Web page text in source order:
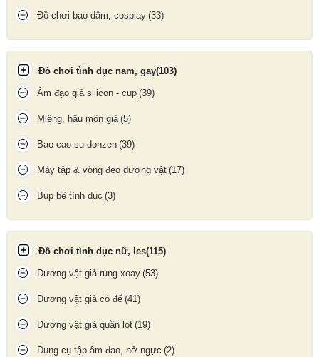
nhà là cách bảo vệ bản thân, bảo vệ người thân dễ dàng nhất.
Đồ chơi bạo dâm, cosplay (33)
Đồ chơi tình dục nam, gay(103)
Âm đạo giả silicon - cup (39)
Miệng, hậu môn giả (5)
Bao cao su donzen (39)
Máy tập & vòng đeo dương vật (17)
Búp bê tình dục (3)
Đồ chơi tình dục nữ, les(115)
Dương vật giả rung xoay (53)
Dương vật giả có đế (41)
Dương vật giả quần lót (19)
Dụng cụ tập âm đạo, nở ngực (2)